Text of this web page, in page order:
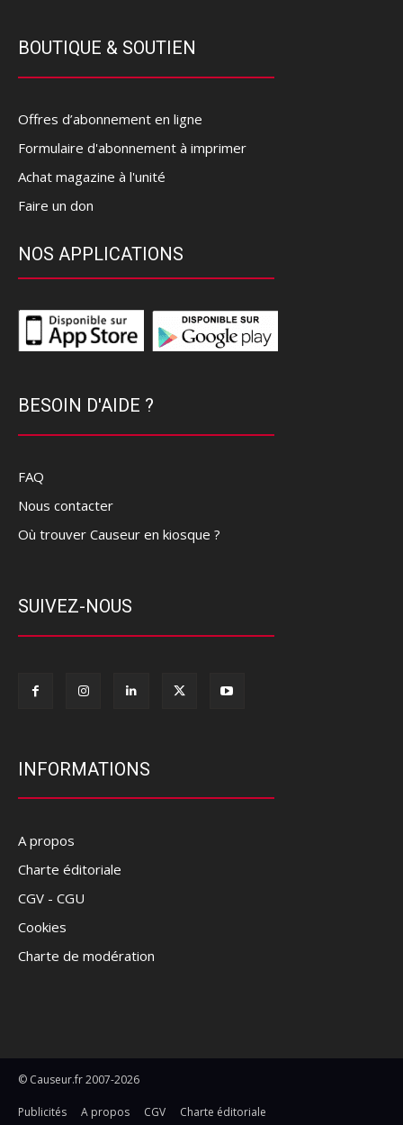
BOUTIQUE & SOUTIEN
Offres d’abonnement en ligne
Formulaire d'abonnement à imprimer
Achat magazine à l'unité
Faire un don
NOS APPLICATIONS
BESOIN D'AIDE ?
FAQ
Nous contacter
Où trouver Causeur en kiosque ?
SUIVEZ-NOUS
INFORMATIONS
A propos
Charte éditoriale
CGV - CGU
Cookies
Charte de modération
© Causeur.fr 2007-2026
Publicités A propos CGV
Charte éditoriale